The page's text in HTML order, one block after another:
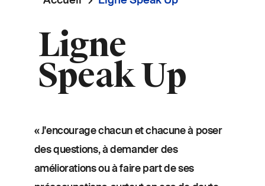
Fil
d'Ariane
Ligne
Speak Up
« J'encourage chacun et chacune à poser
des questions, à demander des
améliorations ou à faire part de ses